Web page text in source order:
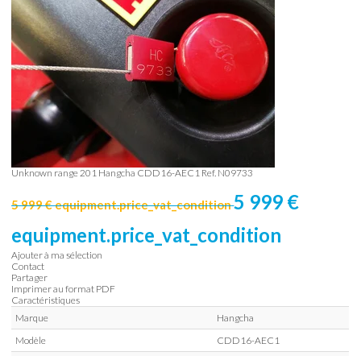
Unknown range 201 Hangcha CDD16-AEC1 Ref. N09733
5 999€equipment.price_vat_condition5 999 €
equipment.price_vat_condition
Ajouter à ma sélection
Contact
Partager
Imprimer au format PDF
Caractéristiques
Marque
Hangcha
Modèle
CDD16-AEC1